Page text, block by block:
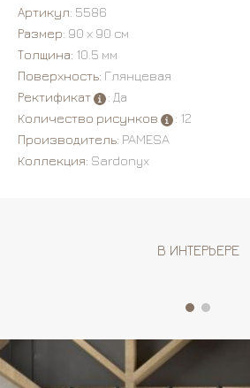
Артикул: 5586
Размер: 90 х 90 см
Толщина: 10.5 мм
Поверхность: Глянцевая
Ректификат
: Да
Количество рисунков
: 12
Производитель: PAMESA
Коллекция: Sardonyx
В ИНТЕРЬЕРЕ